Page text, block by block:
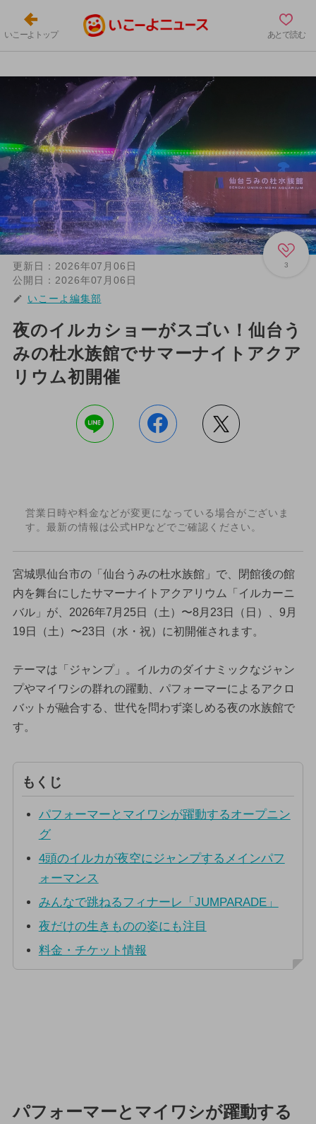
いこーよトップ あとで読む
3
更新日： 2026年07月06日
公開日： 2026年07月06日
いこーよ編集部
夜のイルカショーがスゴい！仙台う
みの杜水族館でサマーナイトアクア
リウム初開催
営業日時や料金などが変更になっている場合がございま
す。最新の情報は公式HPなどでご確認ください。
宮城県仙台市の「仙台うみの杜水族館」で、閉館後の館
内を舞台にしたサマーナイトアクアリウム「イルカーニ
バル」が、2026年7月25日（土）〜8月23日（日）、9月
19日（土）〜23日（水・祝）に初開催されます。
テーマは「ジャンプ」。イルカのダイナミックなジャン
プやマイワシの群れの躍動、パフォーマーによるアクロ
バットが融合する、世代を問わず楽しめる夜の水族館で
す。
もくじ
パフォーマーとマイワシが躍動するオープニン
グ
4頭のイルカが夜空にジャンプするメインパフ
ォーマンス
みんなで跳ねるフィナーレ「JUMPARADE」
夜だけの生きものの姿にも注目
料金・チケット情報
パフォーマーとマイワシが躍動する